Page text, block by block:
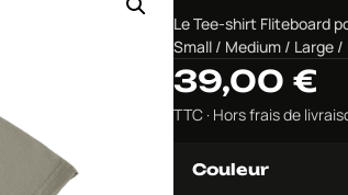
Le Tee-shirt Fliteboard
Small / Medium / Large
39,00 €
TTC · Hors frais de
Couleur